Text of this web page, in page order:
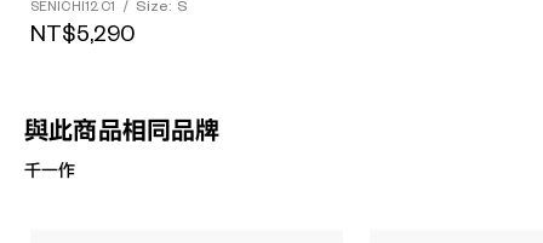
SENICHI12 C1 / Size: S
NT$5,290
與此商品相同品牌
千一作